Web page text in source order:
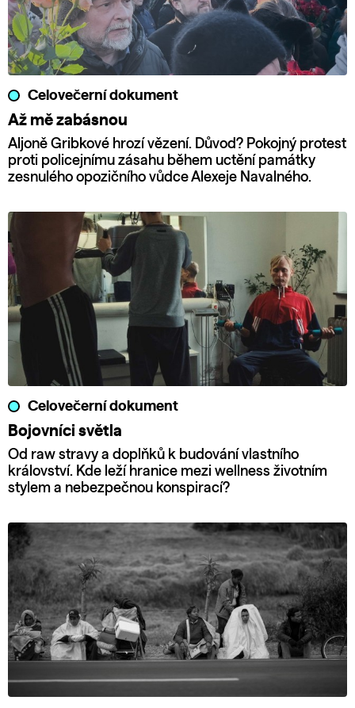
Celovečerní dokument
Až mě zabásnou
Aljoně Gribkové hrozí vězení. Důvod? Pokojný protest
proti policejnímu zásahu během uctění památky
zesnulého opozičního vůdce Alexeje Navalného.
Celovečerní dokument
Bojovníci světla
Od raw stravy a doplňků k budování vlastního
království. Kde leží hranice mezi wellness životním
stylem a nebezpečnou konspirací?